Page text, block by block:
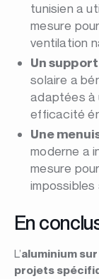
tunisien a
mesure
ventilation
Un
solaire a
adaptées à
efficacité
Une
moderne a
mesure
En
L’aluminium
projets